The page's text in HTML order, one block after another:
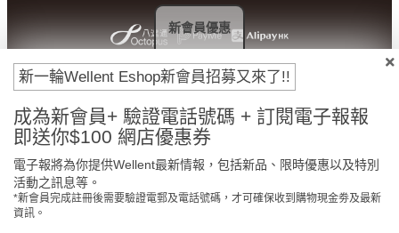
門市免費自取 原裝行貨保證
新一輪Wellent Eshop新會員招募又來了!!
成為新會員+ 驗證電話號碼 + 訂閱電子報報
即送你$100 網店優惠券
電子報將為你提供Wellent最新情報，包括新品、限時優惠以及特別
活動之訊息等。
*新會員完成註冊後需要驗證電郵及電話號碼，才可確保收到購物現金劵及最新
資訊。
新會員優惠